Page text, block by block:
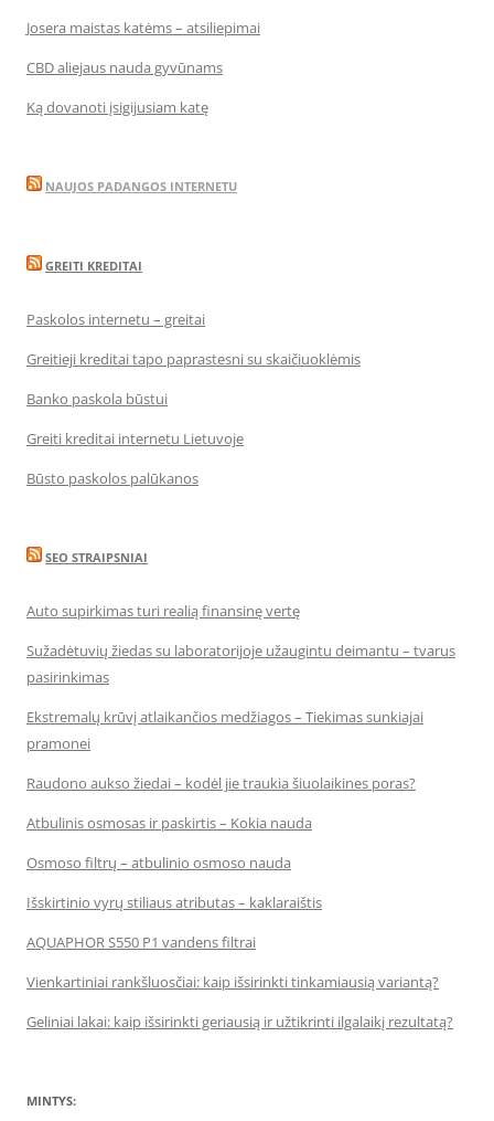
Josera maistas katėms – atsiliepimai
CBD aliejaus nauda gyvūnams
Ką dovanoti įsigijusiam katę
NAUJOS PADANGOS INTERNETU
GREITI KREDITAI
Paskolos internetu – greitai
Greitieji kreditai tapo paprastesni su skaičiuoklėmis
Banko paskola būstui
Greiti kreditai internetu Lietuvoje
Būsto paskolos palūkanos
SEO STRAIPSNIAI
Auto supirkimas turi realią finansinę vertę
Sužadėtuvių žiedas su laboratorijoje užaugintu deimantu – tvarus
pasirinkimas
Ekstremalų krūvį atlaikančios medžiagos – Tiekimas sunkiajai
pramonei
Raudono aukso žiedai – kodėl jie traukia šiuolaikines poras?
Atbulinis osmosas ir paskirtis – Kokia nauda
Osmoso filtrų – atbulinio osmoso nauda
Išskirtinio vyrų stiliaus atributas – kaklaraištis
AQUAPHOR S550 P1 vandens filtrai
Vienkartiniai rankšluosčiai: kaip išsirinkti tinkamiausią variantą?
Geliniai lakai: kaip išsirinkti geriausią ir užtikrinti ilgalaikį rezultatą?
MINTYS: